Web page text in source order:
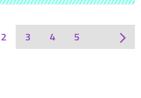
2 3 4 5 arrow_forward_ios